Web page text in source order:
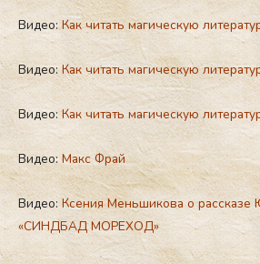
Видео:Как читать магическую
Видео:Как читать магическую
Видео:Как читать магическую
Видео:Макс Фрай
Видео:Ксения Меньшикова о
«СИНДБАД МОРЕХОД»